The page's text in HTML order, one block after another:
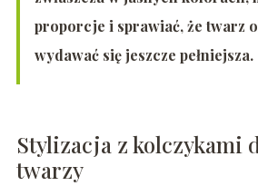
proporcje i sprawiać, że twarz
wydawać się jeszcze pełniejsza.
Stylizacja z kolczykami
twarzy